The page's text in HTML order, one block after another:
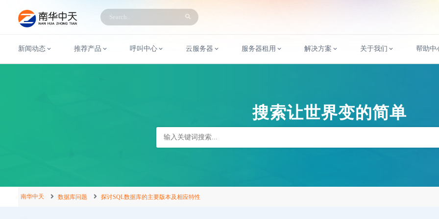
新闻动态 推荐产品 呼叫中心 云服务器 服务器租用 解决方案 关于我们 帮助中
搜索让世界变的简单
南华中天 数据库问题 探讨SQL数据库的主要版本及相应特性